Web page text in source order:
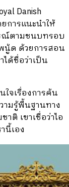
Danish
การแนะนำให้
ณ์ตามชนบทรอบ
นู้ด ด้วยการสอน
ด้ชื่อว่าเป็น
จเรื่องการค้น
ามรู้พื้นฐานทาง
ติ เขาเชื่อว่าไอ
นี้เอง